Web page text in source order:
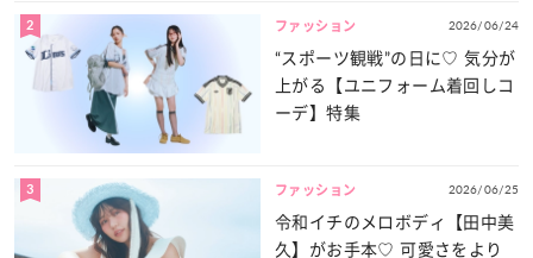
2 ファッション 2026/06/24
“スポーツ観戦”の日に♡ 気分が
上がる【ユニフォーム着回しコ
ーデ】特集
3 ファッション 2026/06/25
令和イチのメロボディ【田中美
久】がお手本♡ 可愛さをより